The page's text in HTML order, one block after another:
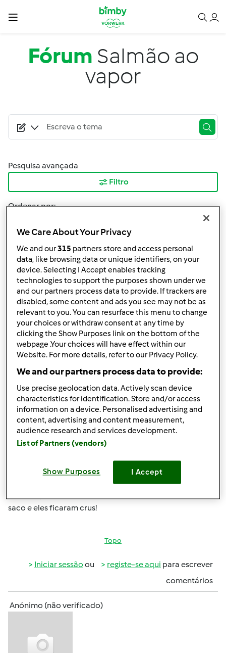
Passar para o conteúdo principal
Fórum Salmão ao
vapor
Pesquisa avançada
Filtro
Ordenar por:
Resultados por página:
10
2 | Última entrada
Responder mensagem
Anónimo (não verificado)
Ter, 2013-02-05 16:52
Olá:
Gostava de saber se para cozinhar salmão ao vapor
tenho que embrulhar cada posta em papel de aluminio
ou basta colocar em cima de papel vegetal? Fiz filetes de
peixe e coloquei-os todos juntod por cima de papel de
saco e eles ficaram crus!
Topo
Iniciar sessão ou registe-se aqui para escrever
comentários
Anónimo (não verificado)
We Care About Your Privacy
We and our315 partners store and access personal
data, like browsing data or unique identifiers, on your
device. Selecting I Accept enables tracking
technologies to support the purposes shown under we
and our partners process data to provide. If trackers are
disabled, some content and ads you see may not be as
relevant to you. You can resurface this menu to change
your choices or withdraw consent at any time by
clicking the Show Purposes link on the bottom of the
webpage .Your choices will have effect within our
Website. For more details, refer to our Privacy Policy.
We and our partners process data to provide:
Use precise geolocation data. Actively scan device
characteristics for identification. Store and/or access
information on a device. Personalised advertising and
content, advertising and content measurement,
audience research and services development.
List of Partners (vendors)
Show Purposes I Accept